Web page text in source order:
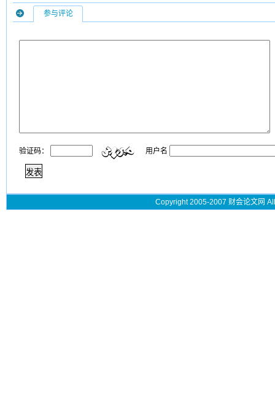
参与评论
验证码： 用户名
Copyright 2005-2007 财会论文网